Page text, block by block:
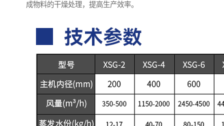
成物料的干燥处理，提高生产效率。